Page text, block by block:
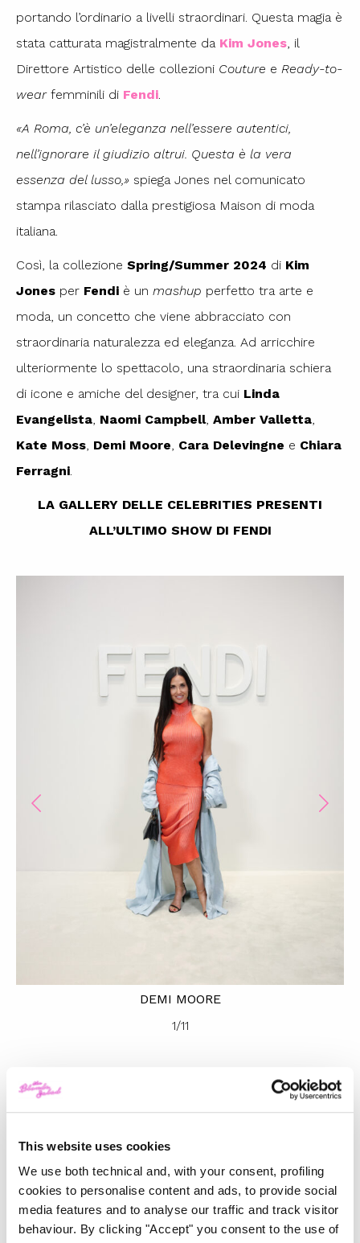
This website uses cookies
We use both technical and, with your consent, profiling
cookies to personalise content and ads, to provide social
media features and to analyse our traffic and track visitor
behaviour. By clicking "Accept" you consent to the use of
portando l’ordinario a livelli straordinari. Questa magia è
stata catturata magistralmente da Kim Jones , il
Direttore Artistico delle collezioni Couture e Ready-to-
wearfemminili di Fendi
«A Roma, c’è un’eleganza nell’essere autentici,
nell’ignorare il giudizio altrui. Questa è la vera
essenza del lusso,» spiega Jones nel comunicato
stampa rilasciato dalla prestigiosa Maison di moda
italiana.
Così, la collezione Spring/Summer 2024 di Kim
Jones per Fendi è un mashup perfetto tra arte e
moda, un concetto che viene abbracciato con
straordinaria naturalezza ed eleganza. Ad arricchire
ulteriormente lo spettacolo, una straordinaria schiera
di icone e amiche del designer, tra cui Linda
Evangelista Naomi Campbell, Amber Valletta
Kate Moss Demi Moore Cara Delevingne e Chiara
Ferragni
LA GALLERY DELLE CELEBRITIES PRESENTI
ALL’ULTIMO SHOW DI FENDI
DEMI MOORE
1/11
Questa narrazione è un inno a Roma e alla forza delle
donne, valori profondamente radicati nella filosofia di
reinventato logoFF, che si evolve in chiave
contemporanea. Poi, le celebri borse di Fendi, come
Baguette, Peekaboo, Origami e First – obv ideate da
Silvia Venturini Fendi– , si presentano in dimensioni